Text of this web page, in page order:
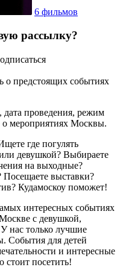
6 фильмов
рассылку?
о предстоящих событиях
проведения, режим
мероприятиях Москвы.
где погулять
девушкой? Выбираете
на выходные?
выставки?
Кудамоскоу поможет!
интересных событиях
с девушкой,
нас только лучшие
События для детей
и интересные
стоит посетить!